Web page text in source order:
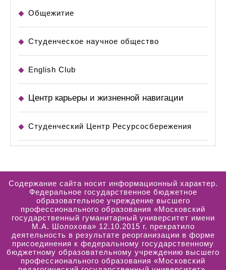
Общежитие
Студенческое научное общество
English Club
Центр карьеры и жизненной навигации
Студенческий Центр Ресурсосбережения
Содержание сайта носит информационный характер.
Федеральное государственное бюджетное
образовательное учреждение высшего
профессионального образования «Московский
государственный гуманитарный университет имени
М.А. Шолохова» 12.10.2015 г. прекратило
деятельность в результате реорганизации в форме
присоединения к федеральному государственному
бюджетному образовательному учреждению высшего
профессионального образования «Московский